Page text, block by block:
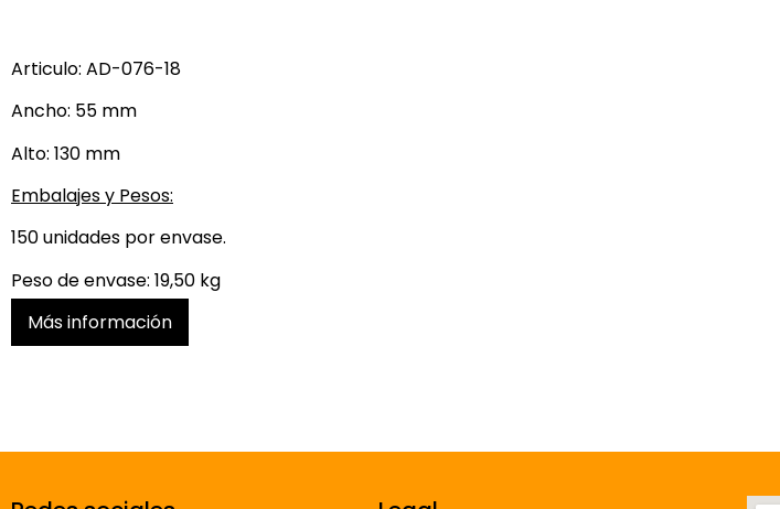
Articulo: AD-076-18
Ancho: 55 mm
Alto: 130 mm
Embalajes y Pesos:
150 unidades por envase.
Peso de envase: 19,50 kg
Más información